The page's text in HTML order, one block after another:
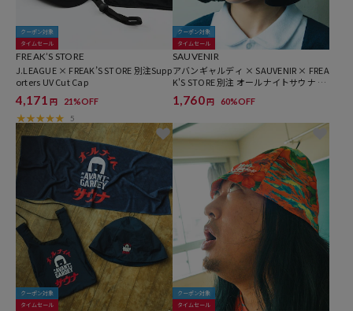
クーポン対象
タイムセール
FREAK’S STORE
J.LEAGUE × FREAK’S STORE 別注Supp
orters UV Cut Cap
4,171 円 21%OFF
5
クーポン対象
タイムセール
SAUVENIR
アバンギャルディ × SAUVENIR × FREA
K'S STORE 別注 オールナイトサウナ お
かっぱ型 サウナハット
1,760円 60%OFF
クーポン対象
タイムセール
クーポン対象
タイムセール